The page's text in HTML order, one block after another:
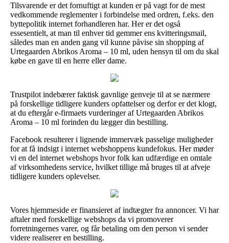
Tilsvarende er det fornuftigt at kunden er på vagt for de mest
vedkommende reglementer i forbindelse med ordren, f.eks. den
byttepolitik internet forhandleren har. Her er det også
essesentielt, at man til enhver tid gemmer ens kvitteringsmail,
således man en anden gang vil kunne påvise sin shopping af
Urtegaarden Abrikos Aroma – 10 ml, uden hensyn til om du skal
købe en gave til en herre eller dame.
Trustpilot indebærer faktisk gavnlige genveje til at se nærmere
på forskellige tidligere kunders opfattelser og derfor er det klogt,
at du eftergår e-firmaets vurderinger af Urtegaarden Abrikos
Aroma – 10 ml forinden du lægger din bestilling.
Facebook resulterer i lignende immervæk passelige muligheder
for at få indsigt i internet webshoppens kundefokus. Her møder
vi en del internet webshops hvor folk kan udfærdige en omtale
af virksomhedens service, hvilket tillige må bruges til at afveje
tidligere kunders oplevelser.
Vores hjemmeside er finansieret af indtægter fra annoncer. Vi har
aftaler med forskellige webshops da vi promoverer
forretningernes varer, og får betaling om den person vi sender
videre realiserer en bestilling.